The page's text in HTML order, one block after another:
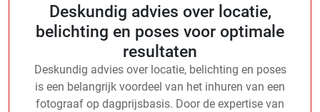
Deskundig advies over locatie,
belichting en poses voor optimale
resultaten
Deskundig advies over locatie, belichting en poses
is een belangrijk voordeel van het inhuren van een
fotograaf op dagprijsbasis. Door de expertise van